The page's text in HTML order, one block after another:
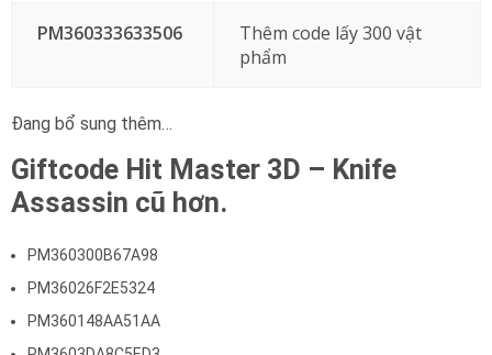
PM360333633506
Thêm code lấy 300 vật
phẩm
Đang bổ sung thêm…
Giftcode Hit Master 3D – Knife
Assassin cũ hơn.
PM360300B67A98
PM36026F2E5324
PM360148AA51AA